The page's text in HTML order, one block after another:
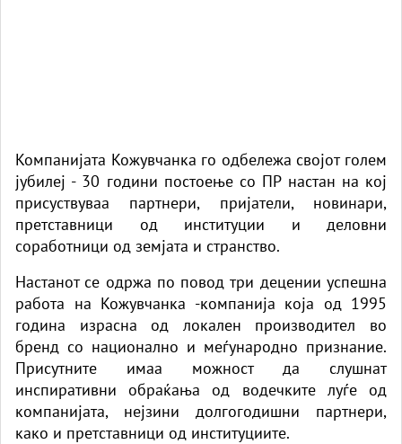
Компанијата Кожувчанка го одбележа својот голем
јубилеј - 30 години постоење со ПР настан на кој
присуствуваа партнери, пријатели, новинари,
претставници од институции и деловни
соработници од земјата и странство.
Настанот се одржа по повод три децении успешна
работа на Кожувчанка -компанија која од 1995
година израсна од локален производител во
бренд со национално и меѓународно признание.
Присутните имаа можност да слушнат
инспиративни обраќања од водечките луѓе од
компанијата, нејзини долгогодишни партнери,
како и претставници од институциите.